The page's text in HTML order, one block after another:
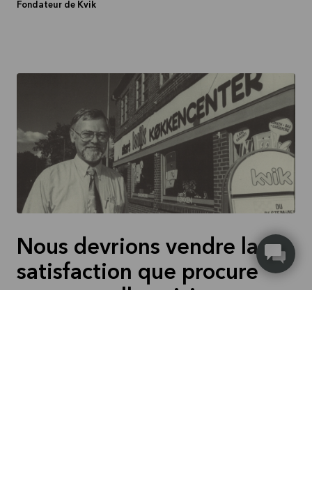
Fondateur de Kvik
Nous devrions vendre la
satisfaction que procure